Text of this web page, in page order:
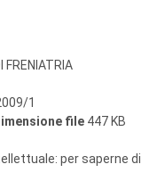
FRENIATRIA
1
file 447 KB
per saperne di